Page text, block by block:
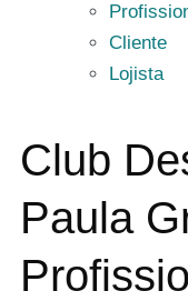
Cliente
Lojista
Club
Paula